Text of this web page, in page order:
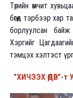
Төрийн өмчит
бөгөөд тэрбээр
борлуулсан байж
Хэргийг
тэмцэх хэлтэст
"ХИЧЭЭХ ӨДӨР"-т